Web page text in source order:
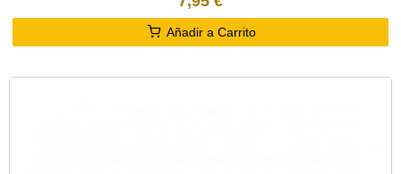
Añadir a Carrito